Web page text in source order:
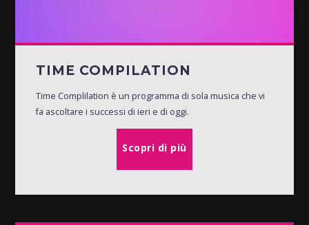
TIME COMPILATION
Time Complilation è un programma di sola musica che vi
fa ascoltare i successi di ieri e di oggi.
Scopri di più